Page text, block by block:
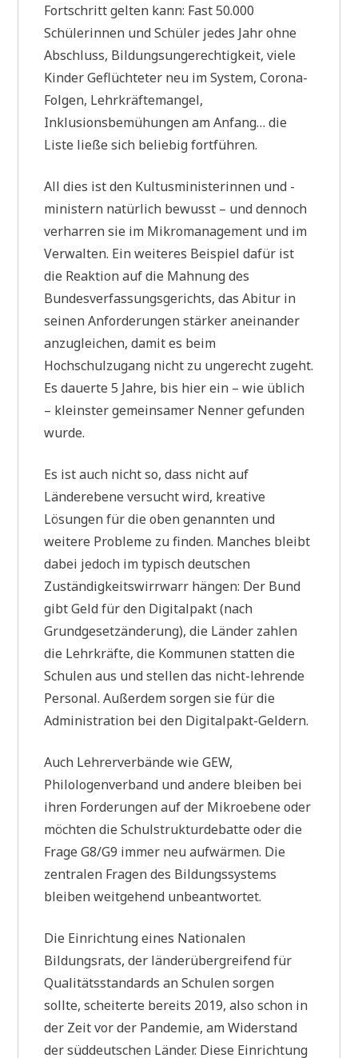
Fortschritt gelten kann: Fast 50.000
Schülerinnen und Schüler jedes Jahr ohne
Abschluss, Bildungsungerechtigkeit, viele
Kinder Geflüchteter neu im System, Corona-
Folgen, Lehrkräftemangel,
Inklusionsbemühungen am Anfang… die
Liste ließe sich beliebig fortführen.
All dies ist den Kultusministerinnen und -
ministern natürlich bewusst – und dennoch
verharren sie im Mikromanagement und im
Verwalten. Ein weiteres Beispiel dafür ist
die Reaktion auf die Mahnung des
Bundesverfassungsgerichts, das Abitur in
seinen Anforderungen stärker aneinander
anzugleichen, damit es beim
Hochschulzugang nicht zu ungerecht zugeht.
Es dauerte 5 Jahre, bis hier ein – wie üblich
– kleinster gemeinsamer Nenner gefunden
wurde.
Es ist auch nicht so, dass nicht auf
Länderebene versucht wird, kreative
Lösungen für die oben genannten und
weitere Probleme zu finden. Manches bleibt
dabei jedoch im typisch deutschen
Zuständigkeitswirrwarr hängen: Der Bund
gibt Geld für den Digitalpakt (nach
Grundgesetzänderung), die Länder zahlen
die Lehrkräfte, die Kommunen statten die
Schulen aus und stellen das nicht-lehrende
Personal. Außerdem sorgen sie für die
Administration bei den Digitalpakt-Geldern.
Auch Lehrerverbände wie GEW,
Philologenverband und andere bleiben bei
ihren Forderungen auf der Mikroebene oder
möchten die Schulstrukturdebatte oder die
Frage G8/G9 immer neu aufwärmen. Die
zentralen Fragen des Bildungssystems
bleiben weitgehend unbeantwortet.
Die Einrichtung eines Nationalen
Bildungsrats, der länderübergreifend für
Qualitätsstandards an Schulen sorgen
sollte, scheiterte bereits 2019, also schon in
der Zeit vor der Pandemie, am Widerstand
der süddeutschen Länder. Diese Einrichtung